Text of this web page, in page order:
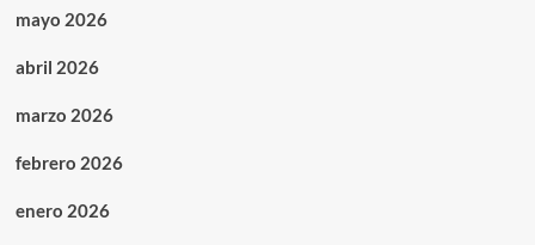
mayo 2026
abril 2026
marzo 2026
febrero 2026
enero 2026